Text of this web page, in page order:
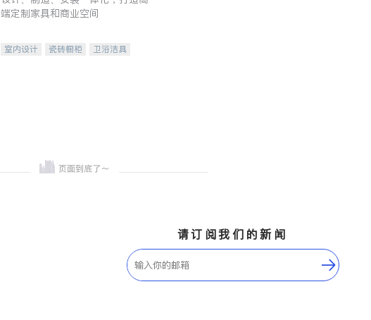
端定制家具和商业空间
室内设计 瓷砖橱柜
卫浴洁具
请订阅我们的新闻